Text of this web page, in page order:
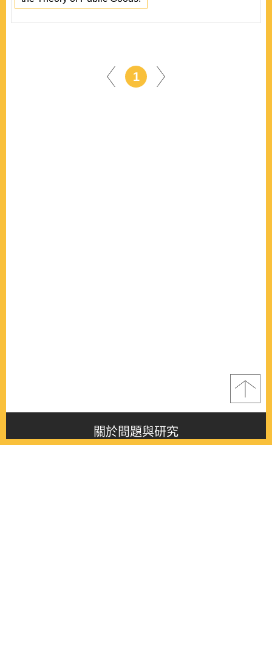
1
關於問題與研究
About this journal